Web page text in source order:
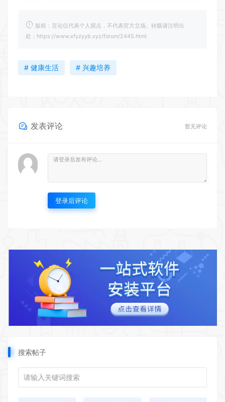
版权：言论仅代表个人观点，不代表官方立场。转载请注明出
处：https://www.xfyzyyb.xyz/forum/2445.html
# 健康生活 # 兴趣培养
发表评论 暂无评论
登录后评论
搜索帖子